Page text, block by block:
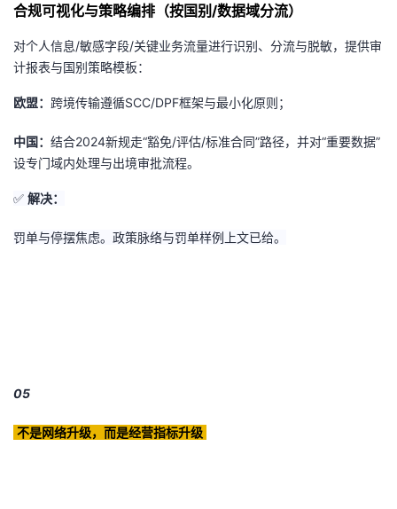
合规可视化与策略编排（按国别/数据域分流）
对个人信息/敏感字段/关键业务流量进行识别、分流与脱敏，提供审
计报表与国别策略模板：
欧盟： 跨境传输遵循SCC/DPF框架与最小化原则；
中国： 结合2024新规走“豁免/评估/标准合同”路径，并对“重要数据”
设专门域内处理与出境审批流程。
✅ 解决：
罚单与停摆焦虑。政策脉络与罚单样例上文已给。
05
不是网络升级，而是经营指标升级